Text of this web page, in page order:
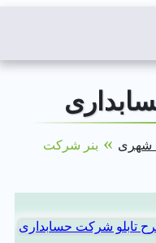
شهری»بنر شرکت